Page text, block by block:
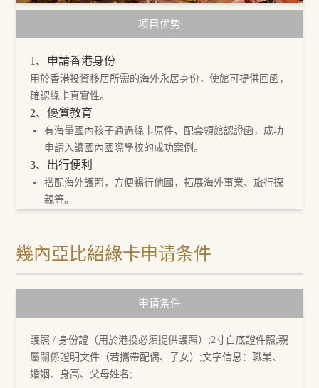
项目优势
1、申請香港身份
用於香港投資移居所需的海外永居身份，使館可提供回函，
確認綠卡真實性。
2、優質教育
有海量國內孩子通過綠卡原件、配套領館認證函，成功
申請入讀國內國際學校的成功案例。
3、出行便利
搭配海外護照，方便暢行他國，拓展海外事業、旅行探
親等。
幾內亞比紹綠卡申请条件
申请条件
護照 / 身份證（用於港投必須提供護照）;2寸白底證件照;親
屬關係證明文件（若攜帶配偶、子女）;文字信息：職業、
婚姻、身高、父母姓名;